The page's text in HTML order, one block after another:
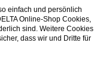
einfach und persönlich
Online-Shop Cookies,
sind. Weitere Cookies
dass wir und Dritte für